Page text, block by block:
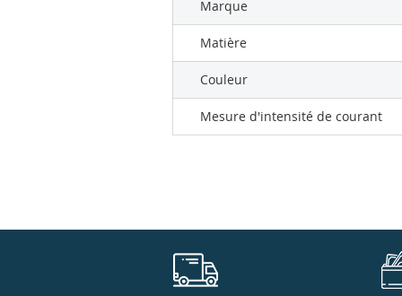
Marque
Matière
Couleur
Mesure d'intensité de courant